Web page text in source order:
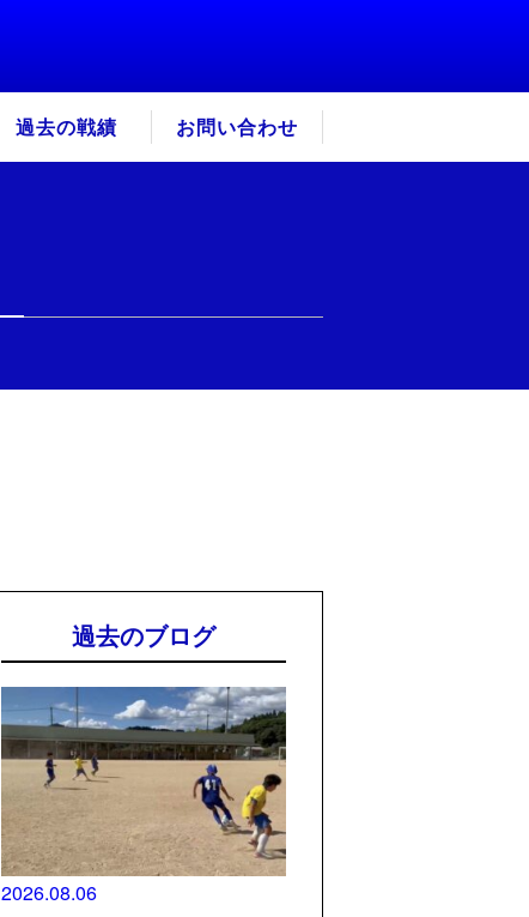
過去の戦績 お問い合わせ
過去のブログ
2026.08.06